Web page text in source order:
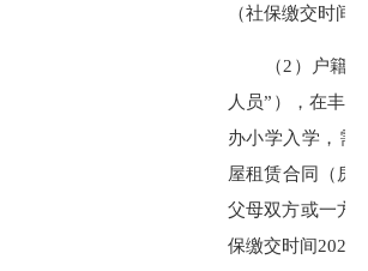
（社保缴交时间
（2）户籍在
人员”），在丰
办小学入学，需
屋租赁合同（房
父母双方或一方
保缴交时间2026